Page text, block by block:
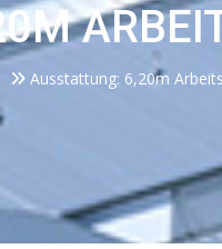
Ausstattung: 6,20m